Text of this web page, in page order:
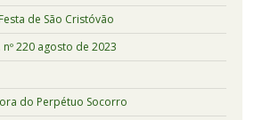
de São Cristóvão
220 agosto de 2023
do Perpétuo Socorro